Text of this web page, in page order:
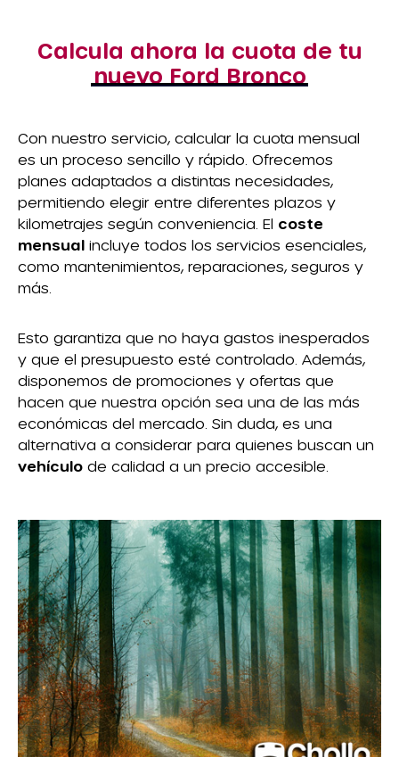
Calcula ahora la cuota de tu
nuevo Ford Bronco
Con nuestro servicio, calcular la cuota mensual
es un proceso sencillo y rápido. Ofrecemos
planes adaptados a distintas necesidades,
permitiendo elegir entre diferentes plazos y
kilometrajes según conveniencia. El coste
mensual incluye todos los servicios esenciales,
como mantenimientos, reparaciones, seguros y
más.
Esto garantiza que no haya gastos inesperados
y que el presupuesto esté controlado. Además,
disponemos de promociones y ofertas que
hacen que nuestra opción sea una de las más
económicas del mercado. Sin duda, es una
alternativa a considerar para quienes buscan un
vehículo de calidad a un precio accesible.